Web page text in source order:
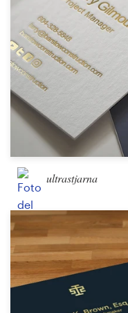
ultrastjarna
Hágase diseñador
Blog